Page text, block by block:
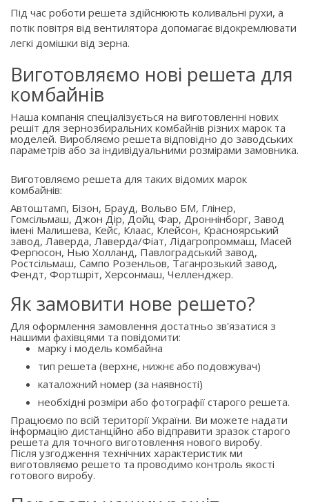
Під час роботи решета здійснюють коливальні рухи, а
потік повітря від вентилятора допомагає відокремлювати
легкі домішки від зерна.
Виготовляємо нові решета для
комбайнів
Наша компанія спеціалізується на виготовленні нових
решіт для зернозбиральних комбайнів різних марок та
моделей. Виробляємо решета відповідно до заводських
параметрів або за індивідуальними розмірами замовника.
Виготовляємо решета для таких відомих марок
комбайнів:
Автоштамп, Бізон, Брауд, Вольво БМ, Глінер,
Гомсільмаш, Джон Дір, Дойц Фар, Дроннінборг, Завод
імені Малишева, Кейс, Клаас, Клейсон, Красноярський
завод, Лаверда, Лаверда/Фіат, Лідагропроммаш, Масей
Фергюсон, Нью Холланд, Павлоградський завод,
Ростсільмаш, Сампо Розенльов, Таганрозький завод,
Фендт, Фортшріт, Херсонмаш, Челленджер.
Як замовити нове решето?
Для оформлення замовлення достатньо зв'язатися з
нашими фахівцями та повідомити:
марку і модель комбайна
тип решета (верхнє, нижнє або подовжувач)
каталожний номер (за наявності)
необхідні розміри або фотографії старого решета.
Працюємо по всій території України. Ви можете надати
інформацію дистанційно або відправити зразок старого
решета для точного виготовлення нового виробу.
Після узгодження технічних характеристик ми
виготовляємо решето та проводимо контроль якості
готового виробу.